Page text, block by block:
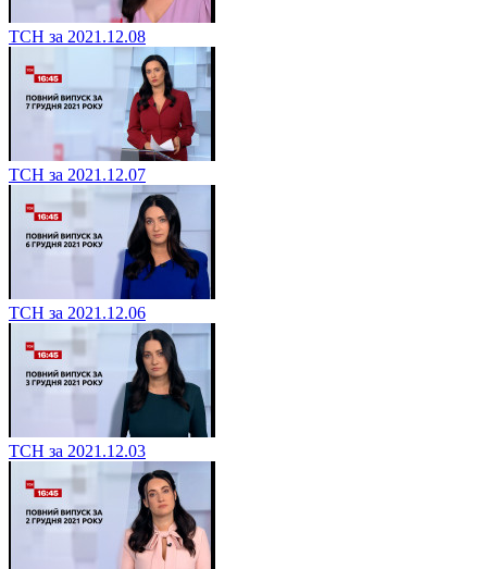
ТСН за 2021.12.08
ТСН за 2021.12.07
ТСН за 2021.12.06
ТСН за 2021.12.03